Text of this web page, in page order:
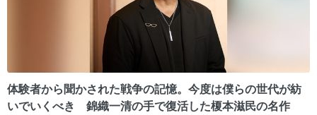
体験者から聞かされた戦争の記憶。今度は僕らの世代が紡
いでいくべき 錦織一清の手で復活した榎本滋民の名作